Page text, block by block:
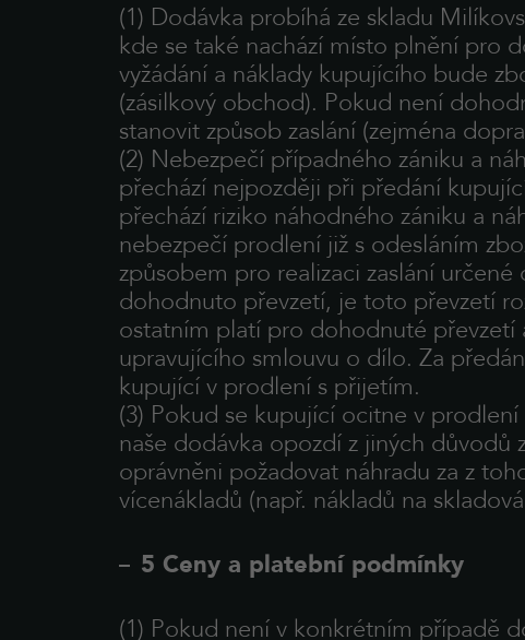
(1) Dodávka probíhá ze skladu
kde se také nachází místo plnění pro
vyžádání a náklady kupujícího bude
(zásilkový obchod). Pokud není
stanovit způsob zaslání (zejména
(2) Nebezpečí případného zániku a
přechází nejpozději při předání
přechází riziko náhodného zániku a
nebezpečí prodlení již s odesláním
způsobem pro realizaci zaslání
dohodnuto převzetí, je toto převzetí
ostatním platí pro dohodnuté převzetí
upravujícího smlouvu o dílo. Za
kupující v prodlení s přijetím.
(3) Pokud se kupující ocitne v
naše dodávka opozdí z jiných důvodů
oprávněni požadovat náhradu za z
vícenákladů (např. nákladů na
5 Ceny a platební podmínky
(1) Pokud není v konkrétním případě